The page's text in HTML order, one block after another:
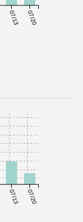
07/13 07/20
07/13 07/20